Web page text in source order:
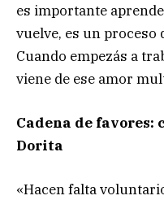
es importante
vuelve, es un proceso
Cuando empezás a
viene de ese amor
Cadena de favores:
Dorita
«Hacen falta